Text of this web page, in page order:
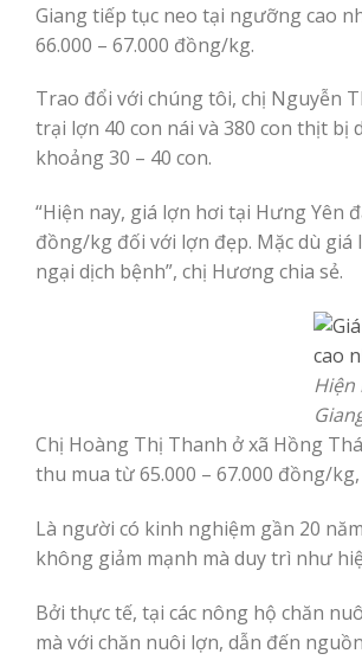
Giang tiếp tục neo tại ngưỡng cao
66.000 – 67.000 đồng/kg.
Trao đổi với chúng tôi, chị Nguyễn
trại lợn 40 con nái và 380 con thịt bị
khoảng 30 – 40 con.
“Hiện nay, giá lợn hơi tại Hưng Yên
đồng/kg đối với lợn đẹp. Mặc dù
ngại dịch bệnh”, chị Hương chia sẻ.
Hiện
Chị Hoàng Thị Thanh ở xã Hồng
thu mua từ 65.000 – 67.000 đồng/
Là người có kinh nghiệm gần 20
không giảm mạnh mà duy trì như
Bởi thực tế, tại các nông hộ chăn
mà với chăn nuôi lợn, dẫn đến